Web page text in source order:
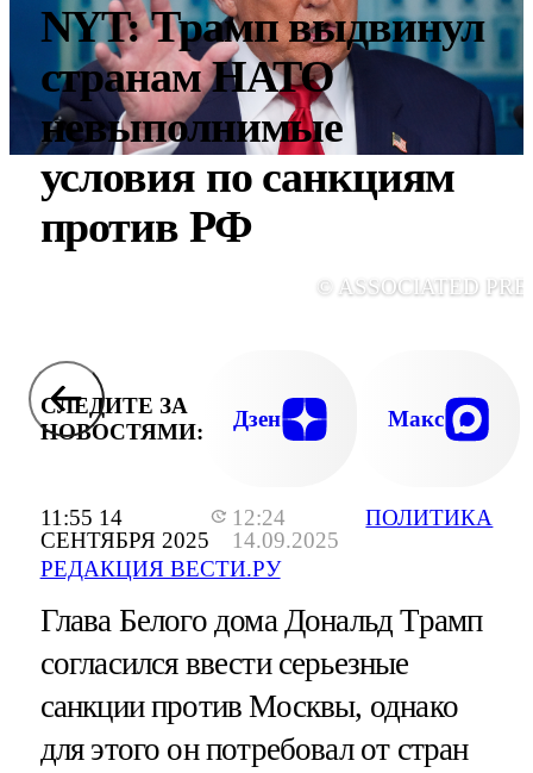
11:55 14
СЕНТЯБРЯ 2025
12:24
14.09.2025
РЕДАКЦИЯ ВЕСТИ.РУ
ПОЛИТИКА
NYT: Трамп выдвинул
странам НАТО
невыполнимые
условия по санкциям
против РФ
© ASSOCIATED
СЛЕДИТЕ ЗА
НОВОСТЯМИ:
Дзен Макс
Глава Белого дома Дональд Трамп
согласился ввести серьезные
санкции против Москвы, однако
для этого он потребовал от стран